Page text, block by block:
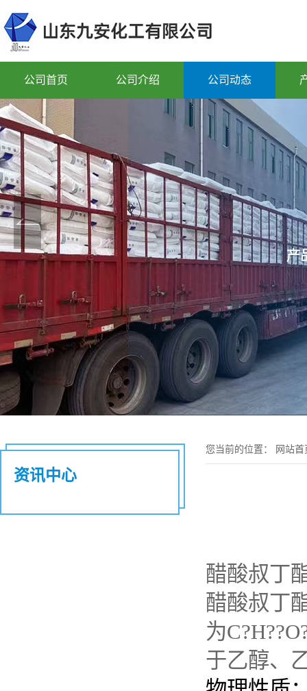
公司首页 公司介绍 公司动态
资讯中心
您当前的位置： 网站首
醋酸叔丁
醋酸叔丁
为
于乙醇、